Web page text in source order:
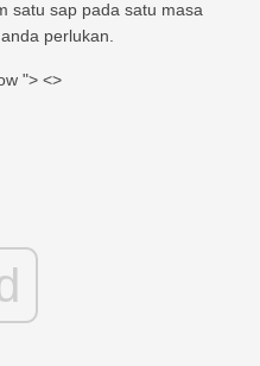
satu sap pada satu masa
perlukan.
"> <>